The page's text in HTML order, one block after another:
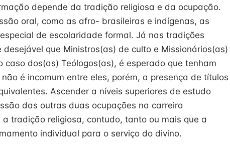
depende da tradição religiosa e da ocupação.
oral, como as afro- brasileiras e indígenas, as
de escolaridade formal. Já nas tradições
que Ministros(as) de culto e Missionários(as)
caso dos(as) Teólogos(as), é esperado que tenham
é incomum entre eles, porém, a presença de títulos
Ascender a níveis superiores de estudo
das outras duas ocupações na carreira
tradição religiosa, contudo, tanto ou mais que a
individual para o serviço do divino.